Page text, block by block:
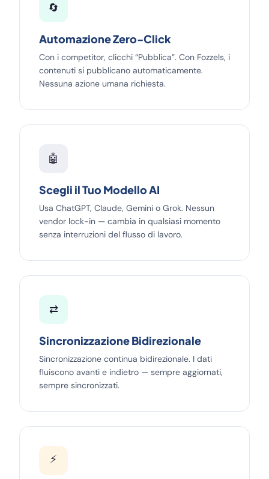
🔄
Automazione Zero-Click
Con i competitor, clicchi “Pubblica”. Con Fozzels, i
contenuti si pubblicano automaticamente.
Nessuna azione umana richiesta.
🤖
Scegli il Tuo Modello AI
Usa ChatGPT, Claude, Gemini o Grok. Nessun
vendor lock-in — cambia in qualsiasi momento
senza interruzioni del flusso di lavoro.
⇄
Sincronizzazione Bidirezionale
Sincronizzazione continua bidirezionale. I dati
fluiscono avanti e indietro — sempre aggiornati,
sempre sincronizzati.
⚡